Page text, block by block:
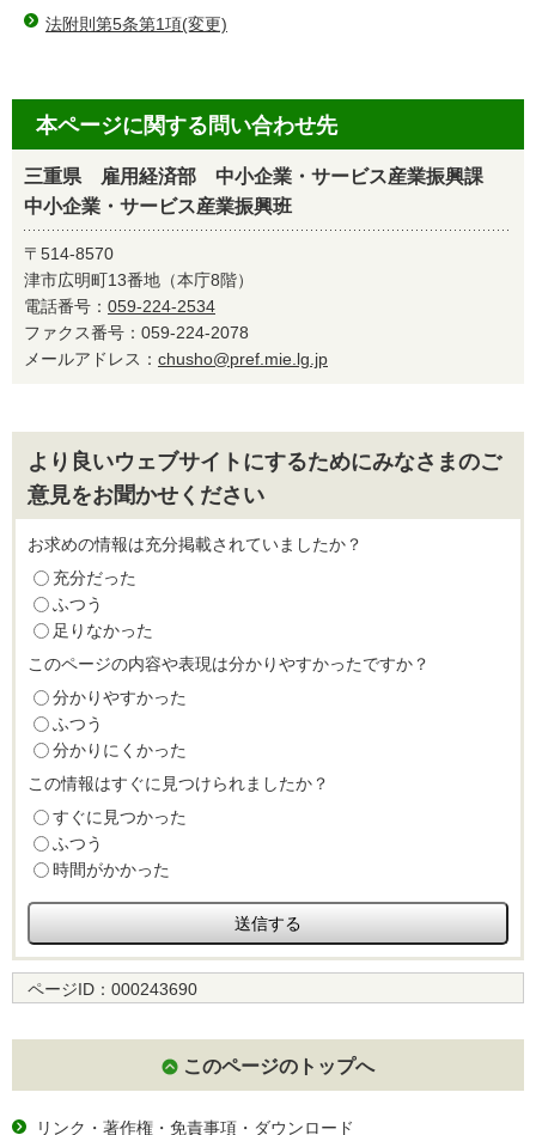
法附則第5条第1項(変更)
本ページに関する問い合わせ先
三重県 雇用経済部 中小企業・サービス産業振興課
中小企業・サービス産業振興班
〒514-8570
津市広明町13番地（本庁8階）
電話番号： 059-224-2534
ファクス番号：059-224-2078
メールアドレス： chusho@pref.mie.lg.jp
より良いウェブサイトにするためにみなさまのご
意見をお聞かせください
お求めの情報は充分掲載されていましたか？
充分だった
ふつう
足りなかった
このページの内容や表現は分かりやすかったですか？
分かりやすかった
ふつう
分かりにくかった
この情報はすぐに見つけられましたか？
すぐに見つかった
ふつう
時間がかかった
ページID： 000243690
このページのトップへ
リンク・著作権・免責事項・ダウンロード